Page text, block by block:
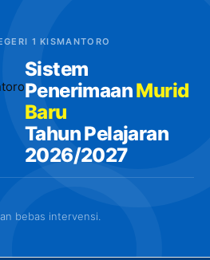
1 KISMANTORO
Sistem
PenerimaanMurid
Baru
Tahun Pelajaran
2026/2027
bebas intervensi.